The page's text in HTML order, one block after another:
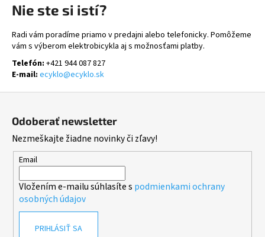
Nie ste si istí?
Radi vám poradíme priamo v predajni alebo telefonicky. Pomôžeme
vám s výberom elektrobicykla aj s možnosťami platby.
Telefón: +421 944 087 827
E-mail: ecyklo@ecyklo.sk
Odoberať newsletter
Nezmeškajte žiadne novinky či zľavy!
Email
Vložením e-mailu súhlasíte s podmienkami ochrany
osobných údajov
PRIHLÁSIŤ SA